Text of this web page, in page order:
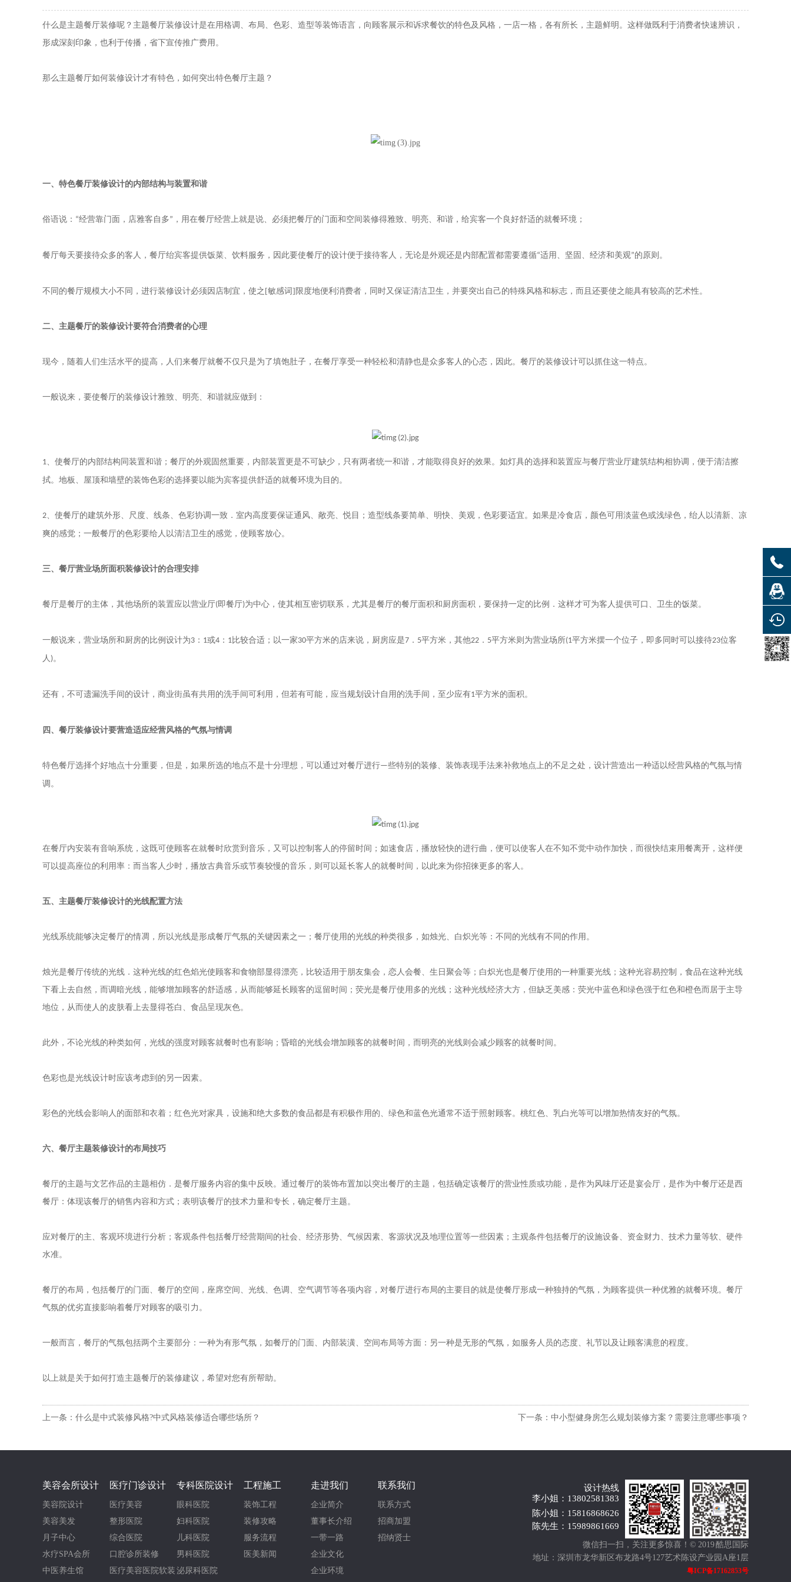
什么是主题餐厅装修呢？主题餐厅装修设计是在用格调、布局、色彩、造型等装饰语言，向顾客展示和诉求餐饮的特色及风格，一店一格，各有所长，主题鲜明。 这样做既利于消费者快速辨识，
形成深刻印象，也利于传播，省下宣传推广费用。
那么主题餐厅如何装修设计才有特色，如何突出特色餐厅主题 ？
一、 特色餐厅装修设计的内部结构与装置和谐
俗语说： “经营靠门面，店雅客自多” ，用在餐厅经营上就是说、必须把餐厅的门面和空间装修得雅致、明亮、和谐，给宾客一个良好舒适的就餐环境；
餐厅每天要接待众多的客人，餐厅绐宾客提供饭菜、饮料服务，因此要使餐厅的设计便于接待客人，无论是外观还是内部配置都需要遵循“适用、坚固、经济和美观”的原则。
不同的餐厅规模大小不同，进行装修设计必须因店制宜，使之[敏感词]限度地便利消费者，同时又保证清洁卫生，并要突出自己的特殊风格和标志，而且还要使之能具有较高的艺术性。
二、主题餐厅的装修设计要符合消费者的心理
现今，随着人们生活水平的提高，人们来餐厅就餐不仅只是为了填饱肚子，在餐厅享受一种轻松和清静也是众多客人的心态，因此。餐厅的装修设计可以抓住这一特点。
一般说来，要使餐厅的装修设计雅致、明亮、和谐就应做到：
1、 使餐厅的内部结构同装置和谐；餐厅的外观固然重要，内部装置更是不可缺少，只有两者统一和谐，才能取得良好的效果。如灯具的选择和装置应与餐厅营业厅建筑结构相协调，便于清洁擦
拭。地板、屋顶和墙壁的装饰色彩的选择要以能为宾客提供舒适的就餐环境为目的。
2、 使餐厅的建筑外形、尺度、线条、色彩协调一致．室内高度要保证通风、敞亮、悦目；造型线条要简单、明快、美观，色彩要适宜。如果是冷食店，颜色可用淡蓝色或浅绿色，绐人以清新、凉
爽的感觉；一般餐厅的色彩要给人以清洁卫生的感觉，使顾客放心。
三、 餐厅营业场所面积装修设计的合理安排
餐厅是餐厅的主体，其他场所的装置应以营业厅(即餐厅)为中心，使其相互密切联系，尤其是餐厅的餐厅面积和厨房面积，要保持一定的比例．这样才可为客人提供可口、卫生的饭菜。
一般说来，营业场所和厨房的比例设计为3 ： 1或4 ： 1比较合适；以一家30平方米的店来说，厨房应是7 ． 5平方米，其他22 ． 5平方米则为营业场所(1平方米摆一个位子，即多同时可以接待23位客
人 )。
还有，不可遗漏洗手间的设计，商业街虽有共用的洗手间可利用，但若有可能，应当规划设计自用的洗手间，至少应有1平方米的面积。
四、 餐厅装修设计要营造适应经营风格的气氛与情调
特色餐厅选择个好地点十分重要，但是，如果所选的地点不是十分理想，可以通过对餐厅进行—些特别的装修、装饰表现手法来补救地点上的不足之处，设计营造出一种适以经营风格的气氛与情
调。
在餐厅内安装有音响系统，这既可使顾客在就餐时欣赏到音乐，又可以控制客人的停留时间；如速食店，播放轻快的进行曲，便可以使客人在不知不觉中动作加快，而很快结束用餐离开，这样便
可以提高座位的利用率：而当客人少时，播放古典音乐或节奏较慢的音乐，则可以延长客人的就餐时间，以此来为你招徕更多的客人。
五、主题餐厅装修设计的光线配置方法
光线系统能够决定餐厅的情凋，所以光线是形成餐厅气氛的关键因素之一；餐厅使用的光线的种类很多，如烛光、白炽光等：不同的光线有不同的作用。
烛光是餐厅传统的光线．这种光线的红色焰光使顾客和食物部显得漂亮，比较适用于朋友集会，恋人会餐、生日聚会等；白炽光也是餐厅使用的一种重要光线；这种光容易控制，食品在这种光线
下看上去自然，而调暗光线，能够增加顾客的舒适感 ， 从而能够延长顾客的逗留时间；荧光是餐厅使用多的光线；这种光线经济大方，但缺乏美感：荧光中蓝色和绿色强于红色和橙色而居于主导
地位，从而使人的皮肤看上去显得苍白、食品呈现灰色。
此外，不论光线的种类如何，光线的强度对顾客就餐时也有影响；昏暗的光线会增加顾客的就餐时间，而明亮的光线则会减少顾客的就餐时间。
色彩也是光线设计时应该考虑到的另一因素。
彩色的光线会影响人的面部和衣着；红色光对家具，设施和绝大多数的食品都是有积极作用的、绿色和蓝色光通常不适于照射顾客。桃红色、乳白光等可以增加热情友好的气氛。
六、 餐厅主题装修设计的布局技巧
餐厅的主题与文艺作品的主题相仿．是餐厅服务内容的集中反映。通过餐厅的装饰布置加以突出餐厅的主题，包括确定该餐厅的营业性质或功能，是作为风味厅还是宴会厅，是作为中餐厅还是西
餐厅：体现该餐厅的销售内容和方式；表明该餐厅的技术力量和专长，确定餐厅主题。
应对餐厅的主、客观环境进行分析；客观条件包括餐厅经营期间的社会、经济形势、气候因素、客源状况及地理位置等一些因素；主观条件包括餐厅的设施设备、资金财力、技术力量等软、硬件
水准。
餐厅的布局，包括餐厅的门面、餐厅的空间，座席空间、光线、色调、空气调节等各项内容，对餐厅进行布局的主要目的就是使餐厅形成一种独持的气氛，为顾客提供一种优雅的就餐环境。餐厅
气氛的优劣直接影响着餐厅对顾客的吸引力。
一般而言，餐厅的气氛包括两个主要部分：一种为有形气氛，如餐厅的门面、内部装潢、空间布局等方面：另一种是无形的气氛，如服务人员的态度、礼节以及让顾客满意的程度。
以上就是关于如何打造主题餐厅的装修建议，希望对您有所帮助。
上一条：什么是中式装修风格?中式风格装修适合哪些场所？ 下一条：中小型健身房怎么规划装修方案？需要注意哪些事项？
美容会所设计
美容院设计
美容美发
月子中心
水疗SPA会所
中医养生馆
医疗门诊设计
医疗美容
整形医院
综合医院
口腔诊所装修
医疗美容医院软装
专科医院设计
眼科医院
妇科医院
儿科医院
男科医院
泌尿科医院
工程施工
装饰工程
装修攻略
服务流程
医美新闻
走进我们
企业简介
董事长介绍
一带一路
企业文化
企业环境
联系我们
联系方式
招商加盟
招纳贤士
设计热线
李小姐：13802581383
陈小姐：15816868626
陈先生：15989861669
微信扫一扫，关注更多惊喜！ © 2019 酷思国际
地址：深圳市龙华新区布龙路4号127艺术陈设产业园A座1层
粤ICP备17162853号